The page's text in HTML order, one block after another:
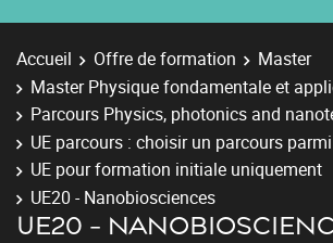
Accueil Offre de formation
Master
Master Physique fondamentale et
Parcours Physics, photonics and
UE parcours : choisir un parcours
UE pour formation initiale uniquement
UE20 - Nanobiosciences
UE20 -